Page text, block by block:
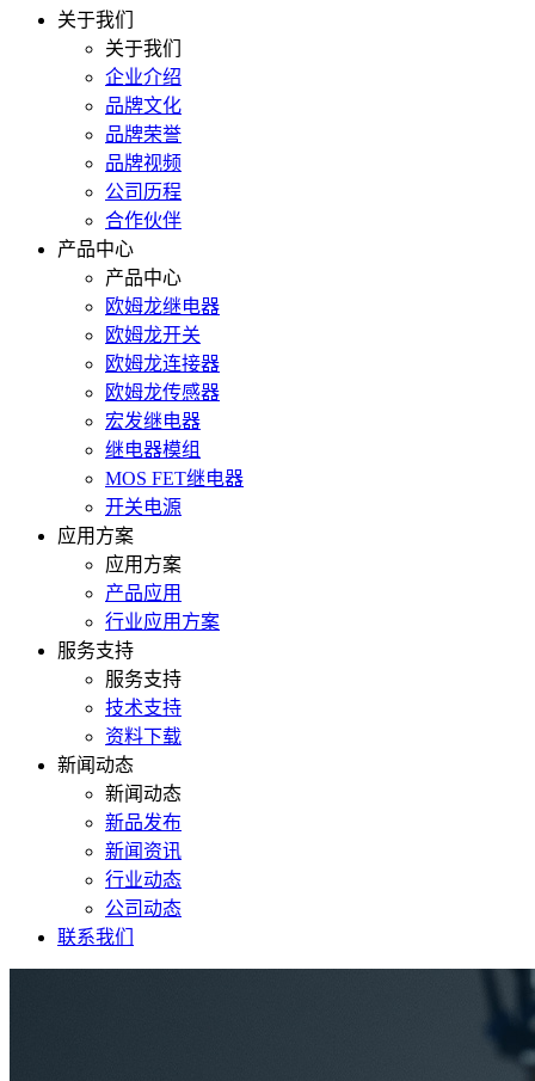
关于我们
关于我们
企业介绍
品牌文化
品牌荣誉
品牌视频
公司历程
合作伙伴
产品中心
产品中心
欧姆龙继电器
欧姆龙开关
欧姆龙连接器
欧姆龙传感器
宏发继电器
继电器模组
MOS FET继电器
开关电源
应用方案
应用方案
产品应用
行业应用方案
服务支持
服务支持
技术支持
资料下载
新闻动态
新闻动态
新品发布
新闻资讯
行业动态
公司动态
联系我们